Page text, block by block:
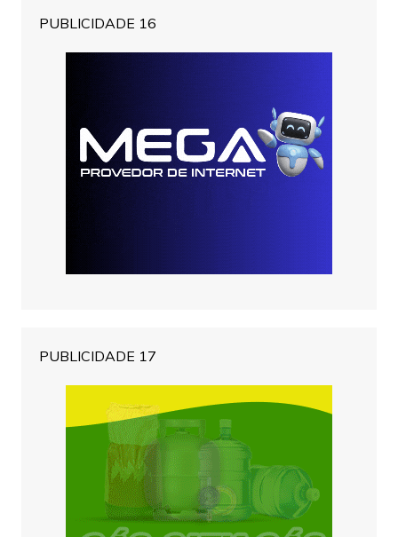
PUBLICIDADE 16
PUBLICIDADE 17